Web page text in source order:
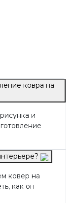
ковра на
и
ковер на
как он